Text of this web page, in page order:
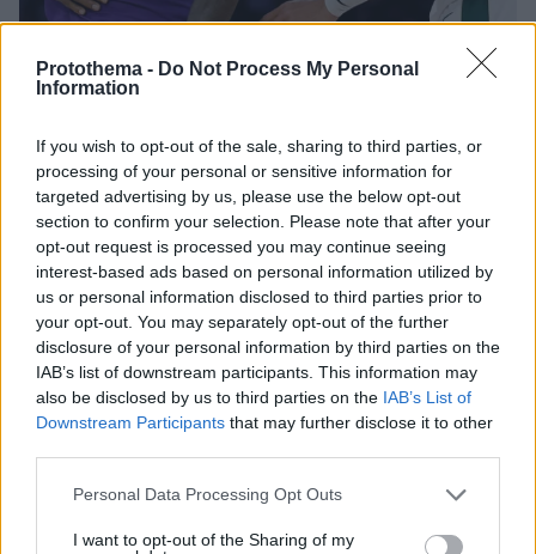
Protothema - Do Not Process My Personal
Information
If you wish to opt-out of the sale, sharing to third parties, or
processing of your personal or sensitive information for
targeted advertising by us, please use the below opt-out
section to confirm your selection. Please note that after your
opt-out request is processed you may continue seeing
interest-based ads based on personal information utilized by
us or personal information disclosed to third parties prior to
your opt-out. You may separately opt-out of the further
disclosure of your personal information by third parties on the
IAB’s list of downstream participants. This information may
also be disclosed by us to third parties on the IAB’s List of
Downstream Participants that may further disclose it to other
Please note that this website/app uses one or more Google
not limited to your visit or usage behaviour. You may click to
Personal Data Processing Opt Outs
I want to opt-out of the Sharing of my
Στους Χιτ και ο Λεμπρόν Τζέιμς; Το νεύμα και η...
«καρδιακή προσβολή» του Αντετοκούνμπο που έριξε
λάδι στη φωτιά, δείτε βίντεο
«Μπορεί να έχουμε ακόμα μια ελπίδα» είπε σε stream
ο Γιάννης Αντετοκούνμπο
07.07.2026, 09:18 9